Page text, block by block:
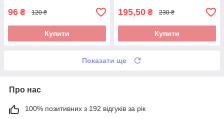
96 ₴ 120 ₴
Купити
195,50 ₴ 230 ₴
Купити
Показати ще
Про нас
100% позитивних з 192 відгуків за рік